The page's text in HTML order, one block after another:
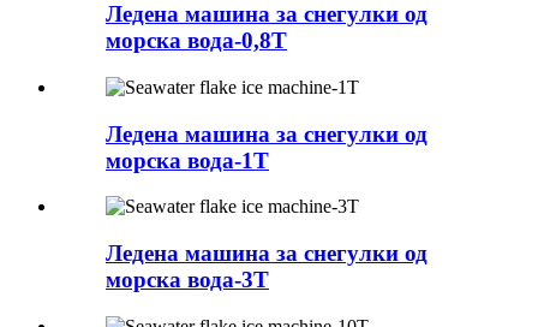
Ледена машина за снегулки од
морска вода-0,8T
Ледена машина за снегулки од
морска вода-1T
Ледена машина за снегулки од
морска вода-3T